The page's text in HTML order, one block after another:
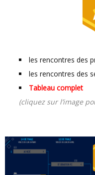
les rencontres des
les rencontres des
Tableau complet
(cliquez sur l’image